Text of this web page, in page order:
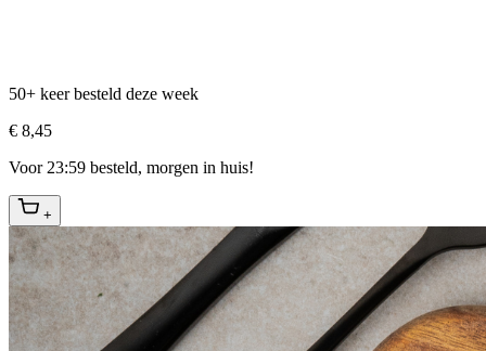
50+ keer besteld deze week
€ 8,45
Voor 23:59 besteld, morgen in huis!
+